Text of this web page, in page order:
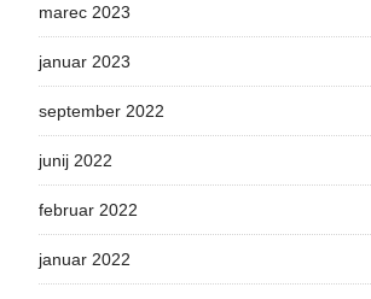
marec 2023
januar 2023
september 2022
junij 2022
februar 2022
januar 2022